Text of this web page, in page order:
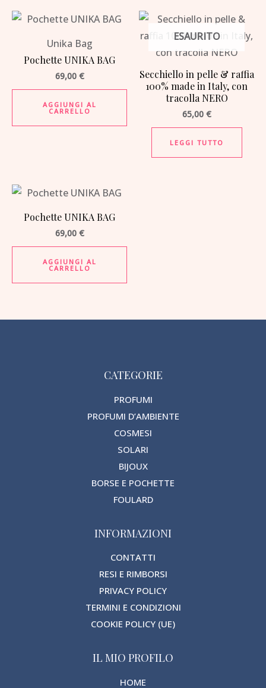
Unika Bag
Pochette UNIKA BAG
69,00 €
AGGIUNGI AL
CARRELLO
ESAURITO
Secchiello in pelle & raffia
100% made in Italy, con
tracolla NERO
65,00 €
LEGGI TUTTO
Pochette UNIKA BAG
69,00 €
AGGIUNGI AL
CARRELLO
CATEGORIE
PROFUMI
PROFUMI D’AMBIENTE
COSMESI
SOLARI
BIJOUX
BORSE E POCHETTE
FOULARD
INFORMAZIONI
CONTATTI
RESI E RIMBORSI
PRIVACY POLICY
TERMINI E CONDIZIONI
COOKIE POLICY (UE)
IL MIO PROFILO
HOME